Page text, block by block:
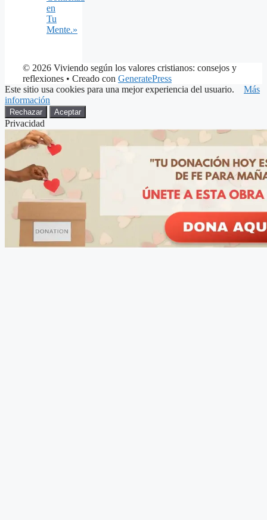
en
Tu
Mente.»
© 2026 Viviendo según los valores cristianos: consejos y
reflexiones • Creado con GeneratePress
Este sitio usa cookies para una mejor experiencia del usuario. Más
información
Rechazar Aceptar
Privacidad